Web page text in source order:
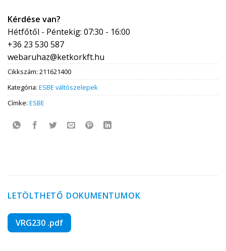
Kérdése van?
Hétfőtől - Péntekig: 07:30 - 16:00
+36 23 530 587
webaruhaz@ketkorkft.hu
Cikkszám: 211621400
Kategória: ESBE váltószelepek
Címke: ESBE
LETÖLTHETŐ DOKUMENTUMOK
VRG230 .pdf